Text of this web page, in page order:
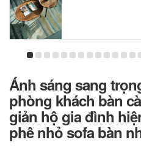
Ánh sáng sang
phòng khách bàn
giản hộ gia đình
phê nhỏ sofa bàn